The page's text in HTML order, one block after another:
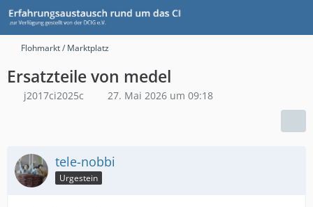
Flohmarkt / Marktplatz
Ersatzteile von medel
j2017ci2025c 27. Mai 2026 um 09:18
tele-nobbi
Urgestein